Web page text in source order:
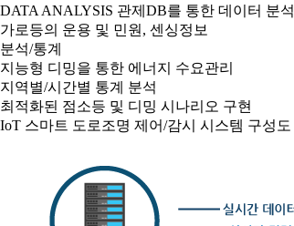
DATA ANALYSIS 관제DB를 통한 데이터 분석
가로등의 운용 및 민원, 센싱정보
분석/통계
지능형 디밍을 통한 에너지 수요관리
지역별/시간별 통계 분석
최적화된 점소등 및 디밍 시나리오 구현
IoT 스마트 도로조명 제어/감시 시스템 구성도